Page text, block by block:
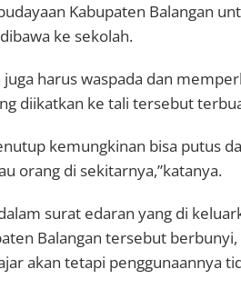
Kabupaten Balangan
ke sekolah.
juga harus waspada dan
diikatkan ke tali tersebut
kemungkinan bisa putus
orang di sekitarnya,”katanya.
surat edaran yang di
Balangan tersebut
akan tetapi penggunaannya